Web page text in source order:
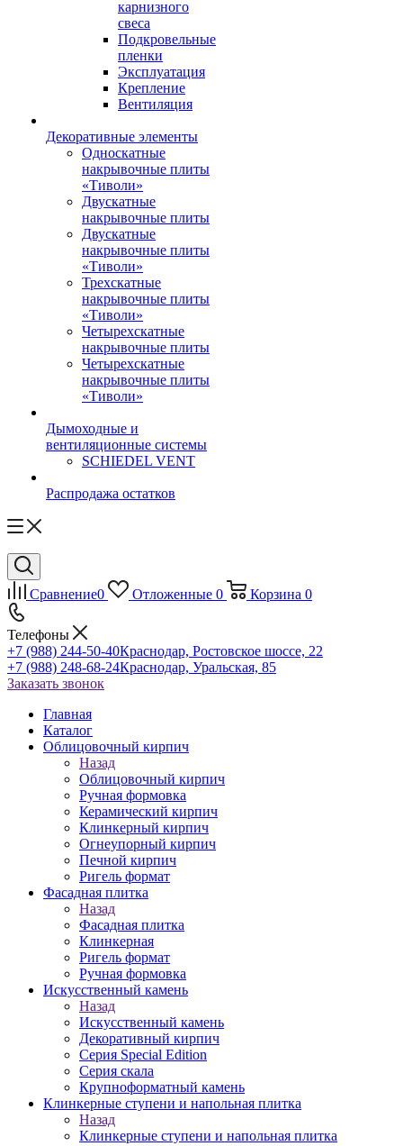
карнизного
свеса
Подкровельные
пленки
Эксплуатация
Крепление
Вентиляция
Декоративные элементы
Односкатные
накрывочные плиты
«Тиволи»
Двускатные
накрывочные плиты
Двускатные
накрывочные плиты
«Тиволи»
Трехскатные
накрывочные плиты
«Тиволи»
Четырехскатные
накрывочные плиты
Четырехскатные
накрывочные плиты
«Тиволи»
Дымоходные и
вентиляционные системы
SCHIEDEL VENT
Распродажа остатков
Сравнение0 Отложенные 0 Корзина 0
Телефоны
+7 (988) 244-50-40Краснодар, Ростовское шоссе, 22
+7 (988) 248-68-24Краснодар, Уральская, 85
Заказать звонок
Главная
Каталог
Облицовочный кирпич
Назад
Облицовочный кирпич
Ручная формовка
Керамический кирпич
Клинкерный кирпич
Огнеупорный кирпич
Печной кирпич
Ригель формат
Фасадная плитка
Назад
Фасадная плитка
Клинкерная
Ригель формат
Ручная формовка
Искусственный камень
Назад
Искусственный камень
Декоративный кирпич
Серия Special Edition
Серия скала
Крупноформатный камень
Клинкерные ступени и напольная плитка
Назад
Клинкерные ступени и напольная плитка